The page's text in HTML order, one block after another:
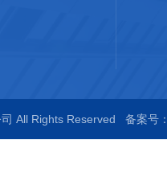
All Rights Reserved 备案号